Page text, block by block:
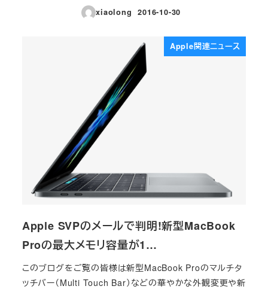
xiaolong
投稿日
2016-10-30
Apple関連ニュース
Apple SVPのメールで判明!新型MacBook
Proの最大メモリ容量が1…
このブログをご覧の皆様は新型MacBook Proのマルチタ
ッチバー（Multi Touch Bar）などの華やかな外観変更や新